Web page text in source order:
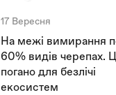
17 Вересня
На межі вимирання
60% видів черепах.
погано для безлічі
екосистем